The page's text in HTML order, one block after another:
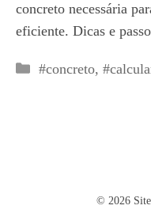
concreto necessária
eficiente. Dicas e
Categorias
#concreto,
© 2026